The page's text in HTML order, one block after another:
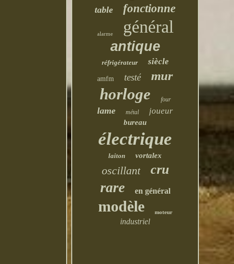
table fonctionne
alarme général
antique
réfrigérateur siècle
amfm testé mur
horloge four
lame métal joueur
bureau
électrique
laiton vortalex
oscillant cru
rare en général
modèle moteur
industriel